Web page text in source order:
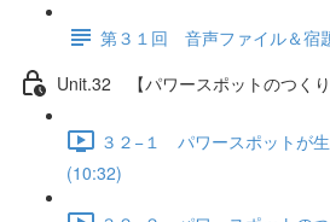
第３１回 音声ファイル＆宿
Unit.32 【パワースポットのつくり
３２−１ パワースポットが
(10:32)